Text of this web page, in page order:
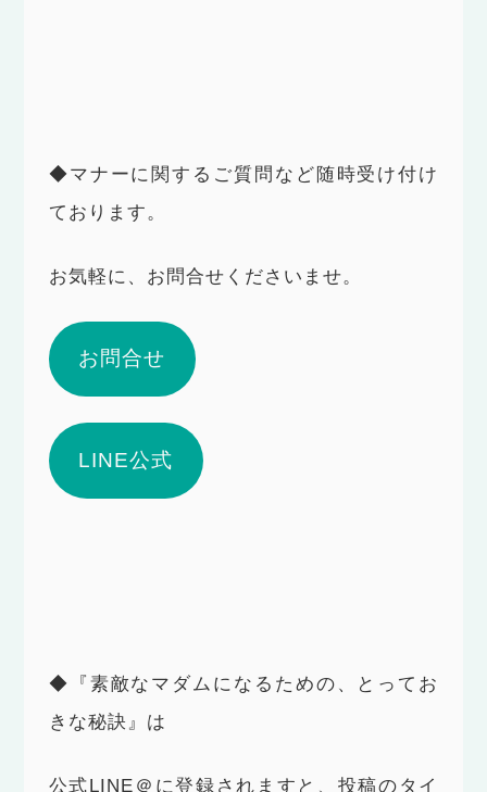
◆マナーに関するご質問など随時受け付け
ております。
お気軽に、お問合せくださいませ。
お問合せ
LINE公式
◆『素敵なマダムになるための、とってお
きな秘訣』は
公式LINE＠に登録されますと、投稿のタイ